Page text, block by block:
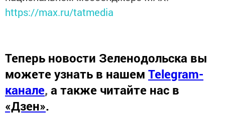
https://max.ru/tatmedia
Теперь новости Зеленодольска вы
можете узнать в нашем Telegram-
канале, а также читайте нас в
«Дзен».